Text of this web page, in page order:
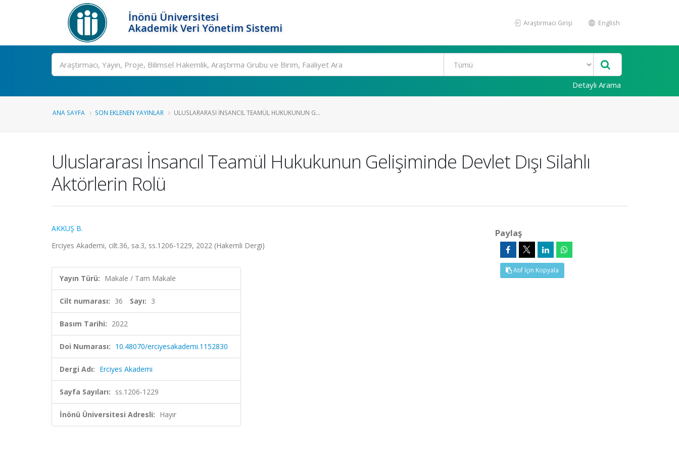
İnönü Üniversitesi
Akademik Veri Yönetim Sistemi
Araştırmacı Girişi English
Ara
Detaylı Arama
ANA SAYFA SON EKLENEN YAYINLAR ULUSLARARASI İNSANCIL TEAMÜL HUKUKUNUN G...
Uluslararası İnsancıl Teamül Hukukunun Gelişiminde Devlet Dışı Silahlı
Aktörlerin Rolü
AKKUŞ B.
Erciyes Akademi, cilt.36, sa.3, ss.1206-1229, 2022 (Hakemli Dergi)
Yayın Türü: Makale / Tam Makale
Cilt numarası: 36 Sayı: 3
Basım Tarihi: 2022
Doi Numarası: 10.48070/erciyesakademi.1152830
Dergi Adı: Erciyes Akademi
Sayfa Sayıları: ss.1206-1229
İnönü Üniversitesi Adresli: Hayır
Paylaş
Atıf İçin Kopyala